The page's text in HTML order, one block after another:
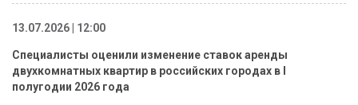
13.07.2026 | 12:00
Специалисты оценили изменение ставок аренды
двухкомнатных квартир в российских городах в I
полугодии 2026 года